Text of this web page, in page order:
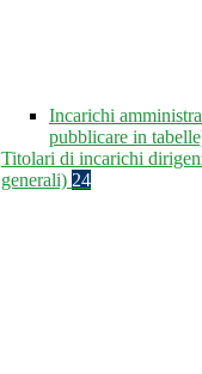
Incarichi
pubblicare in
Titolari di incarichi
generali) 24